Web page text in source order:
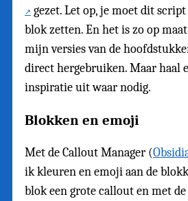
gezet. Let op, je moet dit
blok zetten. En het is zo op
mijn versies van de
direct hergebruiken. Maar haal
inspiratie uit waar nodig.
Blokken en emoji
Met de Callout Manager (
ik kleuren en emoji aan de
blok een grote callout en met